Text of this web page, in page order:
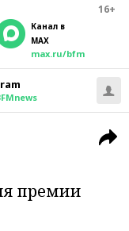
16+
Канал в
MAX
max.ru/bfm
премии